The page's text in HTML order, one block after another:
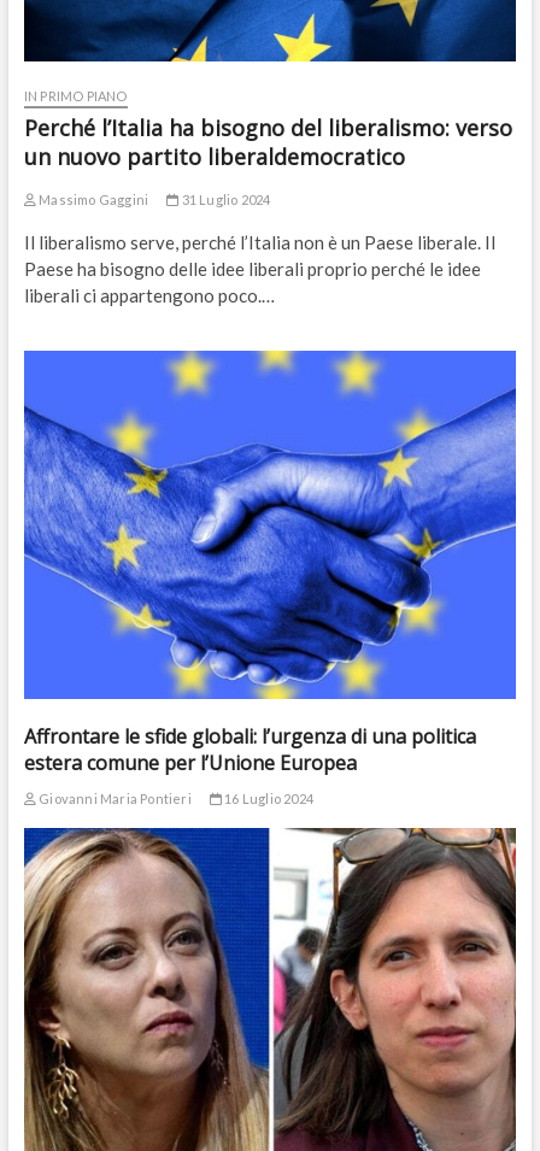
IN PRIMO PIANO
Perché l’Italia ha bisogno del liberalismo: verso
un nuovo partito liberaldemocratico
Massimo Gaggini 31 Luglio 2024
Il liberalismo serve, perché l’Italia non è un Paese liberale. Il
Paese ha bisogno delle idee liberali proprio perché le idee
liberali ci appartengono poco.…
Affrontare le sfide globali: l’urgenza di una politica
estera comune per l’Unione Europea
Giovanni Maria Pontieri 16 Luglio 2024